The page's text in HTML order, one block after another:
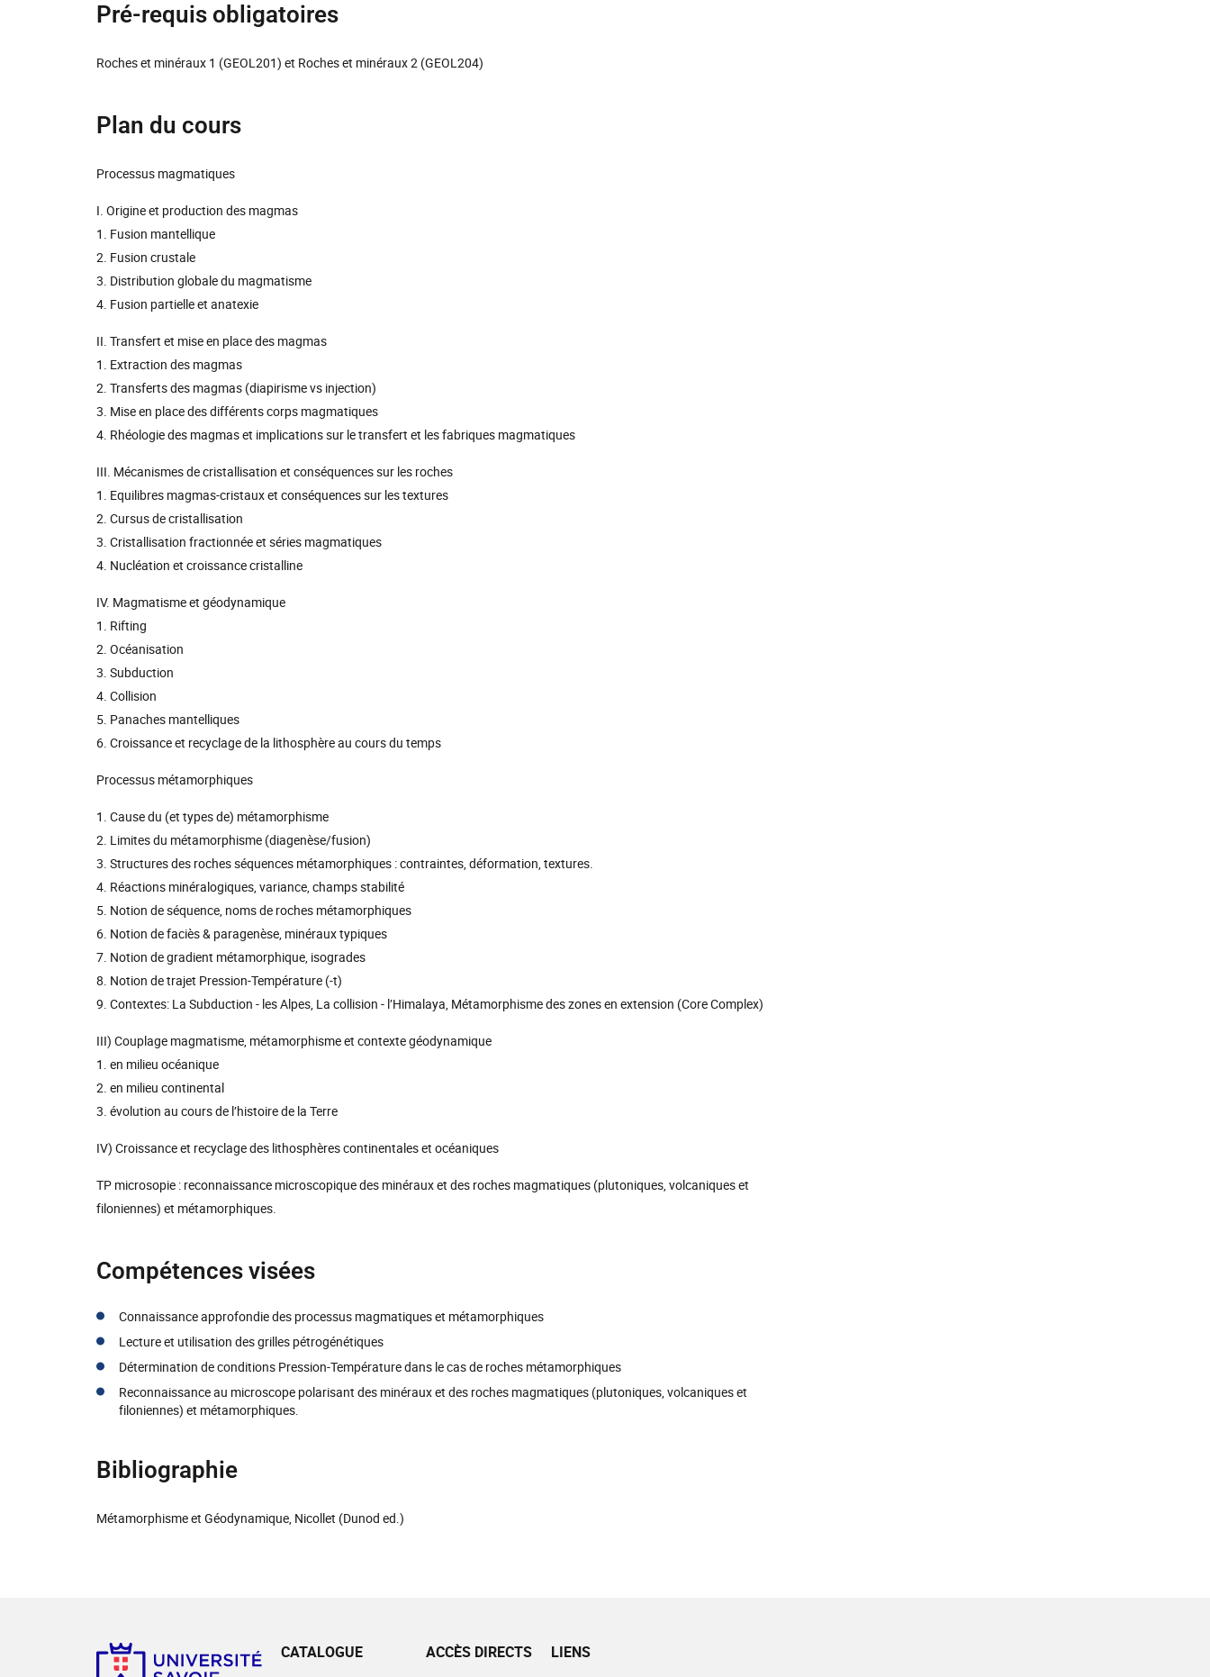
Pré-requis obligatoires
Roches et minéraux 1 (GEOL201) et Roches et minéraux 2 (GEOL204)
Plan du cours
Processus magmatiques
I. Origine et production des magmas
1. Fusion mantellique
2. Fusion crustale
3. Distribution globale du magmatisme
4. Fusion partielle et anatexie
II. Transfert et mise en place des magmas
1. Extraction des magmas
2. Transferts des magmas (diapirisme vs injection)
3. Mise en place des différents corps magmatiques
4. Rhéologie des magmas et implications sur le transfert et les fabriques magmatiques
III. Mécanismes de cristallisation et conséquences sur les roches
1. Equilibres magmas-cristaux et conséquences sur les textures
2. Cursus de cristallisation
3. Cristallisation fractionnée et séries magmatiques
4. Nucléation et croissance cristalline
IV. Magmatisme et géodynamique
1. Rifting
2. Océanisation
3. Subduction
4. Collision
5. Panaches mantelliques
6. Croissance et recyclage de la lithosphère au cours du temps
Processus métamorphiques
1. Cause du (et types de) métamorphisme
2. Limites du métamorphisme (diagenèse/fusion)
3. Structures des roches séquences métamorphiques : contraintes, déformation, textures.
4. Réactions minéralogiques, variance, champs stabilité
5. Notion de séquence, noms de roches métamorphiques
6. Notion de faciès & paragenèse, minéraux typiques
7. Notion de gradient métamorphique, isogrades
8. Notion de trajet Pression-Température (-t)
9. Contextes: La Subduction - les Alpes, La collision - l’Himalaya, Métamorphisme des zones en extension (Core Complex)
III) Couplage magmatisme, métamorphisme et contexte géodynamique
1. en milieu océanique
2. en milieu continental
3. évolution au cours de l’histoire de la Terre
IV) Croissance et recyclage des lithosphères continentales et océaniques
TP microsopie : reconnaissance microscopique des minéraux et des roches magmatiques (plutoniques, volcaniques et
filoniennes) et métamorphiques.
Compétences visées
Connaissance approfondie des processus magmatiques et métamorphiques
Lecture et utilisation des grilles pétrogénétiques
Détermination de conditions Pression-Température dans le cas de roches métamorphiques
Reconnaissance au microscope polarisant des minéraux et des roches magmatiques (plutoniques, volcaniques et
filoniennes) et métamorphiques.
Bibliographie
Métamorphisme et Géodynamique, Nicollet (Dunod ed.)
CATALOGUE ACCÈS DIRECTS LIENS